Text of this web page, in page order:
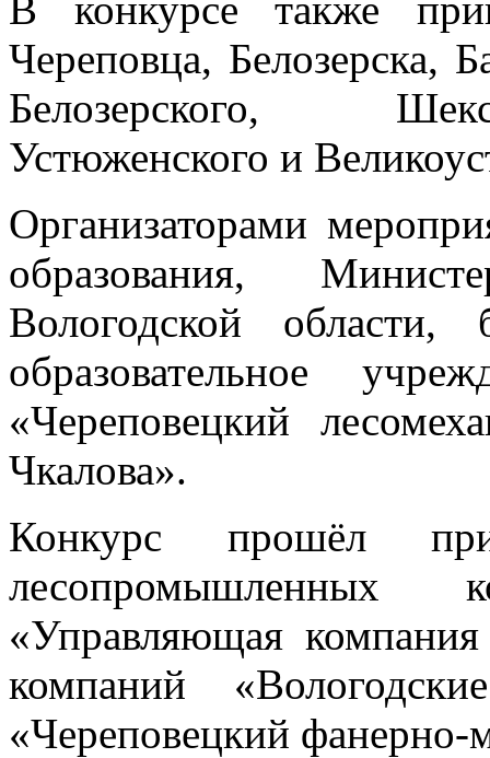
Череповца, Белозерска,
Белозерского,
Устюженского и
Организаторами
образования,
Вологодской области,
образовательное
«Череповецкий
Чкалова».
Конкурс прошёл
«Управляющая
компаний
«Череповецкий фанерно-